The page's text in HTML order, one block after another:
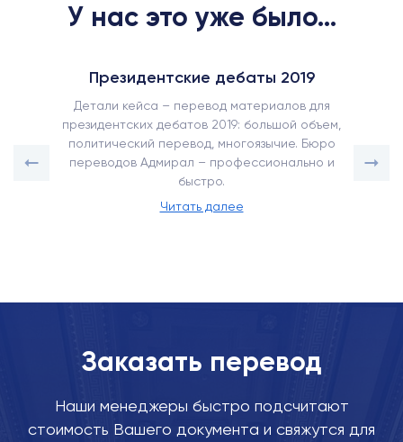
У нас это уже было...
Президентские дебаты 2019
Детали кейса – перевод материалов для
президентских дебатов 2019: большой объем,
политический перевод, многоязычие. Бюро
переводов Адмирал – профессионально и
быстро.
Читать далее
Заказать перевод
Наши менеджеры быстро подсчитают
стоимость Вашего документа и свяжутся для